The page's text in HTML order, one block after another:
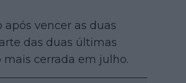
vencer as duas
das duas últimas
cerrada em julho.